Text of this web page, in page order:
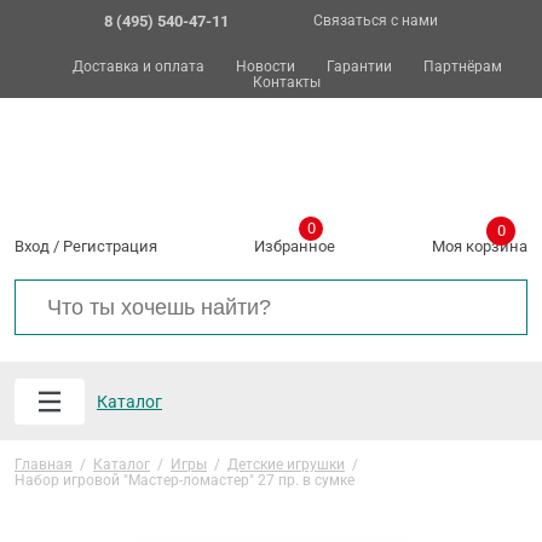
8 (495) 540-47-11 Связаться с нами
Доставка и оплата Новости Гарантии
Партнёрам
Контакты
Вход / Регистрация Избранное
0
Моя корзина
0
Каталог
Главная / Каталог / Игры / Детские игрушки /
Набор игровой "Мастер-ломастер" 27 пр. в сумке